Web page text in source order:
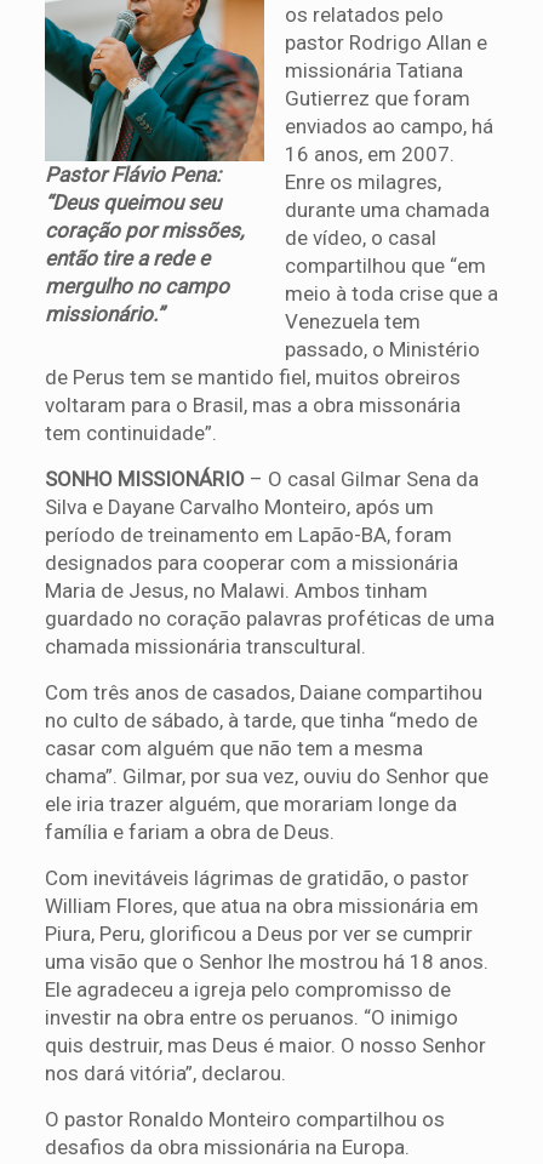
Pastor Flávio Pena:
“Deus queimou seu
coração por missões,
então tire a rede e
mergulho no campo
missionário.”
os relatados pelo
pastor Rodrigo Allan e
missionária Tatiana
Gutierrez que foram
enviados ao campo, há
16 anos, em 2007.
Enre os milagres,
durante uma chamada
de vídeo, o casal
compartilhou que “em
meio à toda crise que a
Venezuela tem
passado, o Ministério
de Perus tem se mantido fiel, muitos obreiros
voltaram para o Brasil, mas a obra missonária
tem continuidade”.
SONHO MISSIONÁRIO– O casal Gilmar Sena da
Silva e Dayane Carvalho Monteiro, após um
período de treinamento em Lapão-BA, foram
designados para cooperar com a missionária
Maria de Jesus, no Malawi. Ambos tinham
guardado no coração palavras proféticas de uma
chamada missionária transcultural.
Com três anos de casados, Daiane compartihou
no culto de sábado, à tarde, que tinha “medo de
casar com alguém que não tem a mesma
chama”. Gilmar, por sua vez, ouviu do Senhor que
ele iria trazer alguém, que morariam longe da
família e fariam a obra de Deus.
Com inevitáveis lágrimas de gratidão, o pastor
William Flores, que atua na obra missionária em
Piura, Peru, glorificou a Deus por ver se cumprir
uma visão que o Senhor lhe mostrou há 18 anos.
Ele agradeceu a igreja pelo compromisso de
investir na obra entre os peruanos. “O inimigo
quis destruir, mas Deus é maior. O nosso Senhor
nos dará vitória”, declarou.
O pastor Ronaldo Monteiro compartilhou os
desafios da obra missionária na Europa.